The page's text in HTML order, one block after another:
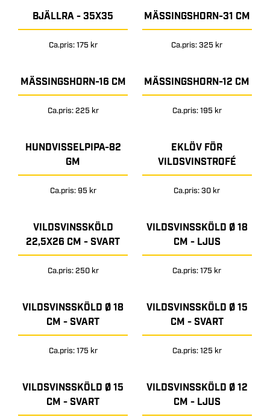
BJÄLLRA - 35X35
Ca.pris: 175 kr
MÄSSINGSHORN-31 CM
Ca.pris: 325 kr
MÄSSINGSHORN-16 CM
Ca.pris: 225 kr
MÄSSINGSHORN-12 CM
Ca.pris: 195 kr
HUNDVISSELPIPA-82
GM
Ca.pris: 95 kr
EKLÖV FÖR
VILDSVINSTROFÉ
Ca.pris: 30 kr
VILDSVINSSKÖLD
22,5X26 CM - SVART
Ca.pris: 250 kr
VILDSVINSSKÖLD Ø 18
CM - LJUS
Ca.pris: 175 kr
VILDSVINSSKÖLD Ø 18
CM - SVART
Ca.pris: 175 kr
VILDSVINSSKÖLD Ø 15
CM - SVART
Ca.pris: 125 kr
VILDSVINSSKÖLD Ø 15
CM - SVART
VILDSVINSSKÖLD Ø 12
CM - LJUS